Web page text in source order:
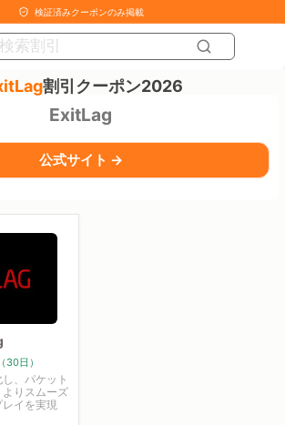
検証済みクーポンのみ掲載
割引クーポン2026
ExitLag
公式サイト →
日）
、パケット
りスムーズ
イを実現